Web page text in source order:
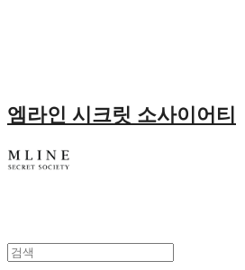
엠라인 시크릿 소사이어티